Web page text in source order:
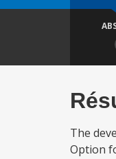
The
Option